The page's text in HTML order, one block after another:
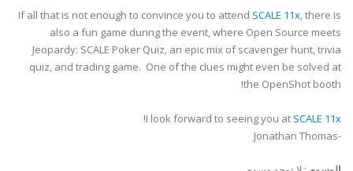
If all that is not enough to convince you to attend SCALE 11x, there is
also a fun game during the event, where Open Source meets
Jeopardy: SCALE Poker Quiz, an epic mix of scavenger hunt, trivia
quiz, and trading game. One of the clues might even be solved at
the OpenShot booth!
I look forward to seeing you at SCALE 11x
!
-Jonathan Thomas